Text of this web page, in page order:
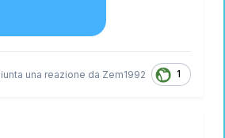
una reazione da Zem1992 1